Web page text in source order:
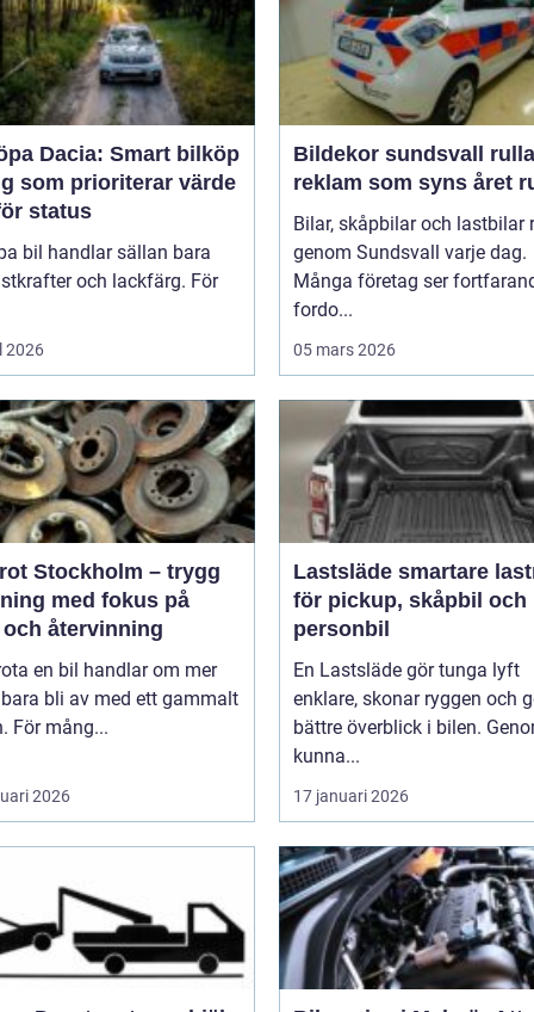
Dacia: Smart bilköp
som prioriterar värde
status
bil handlar sällan bara
och lackfärg. För
2026
Bildekor sundsvall rullande
reklam som syns året
Bilar, skåpbilar och lastbilar
genom Sundsvall varje dag.
Många företag ser
fordo...
05 mars 2026
Stockholm – trygg
med fokus på
återvinning
en bil handlar om mer
bli av med ett gammalt
För mång...
2026
Lastsläde smartare lastning
för pickup, skåpbil och
personbil
En Lastsläde gör tunga lyft
enklare, skonar ryggen och
bättre överblick i bilen.
kunna...
17 januari 2026